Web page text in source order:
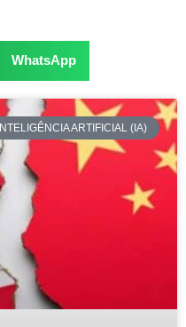
WhatsApp
INTELIGÊNCIA ARTIFICIAL (IA)